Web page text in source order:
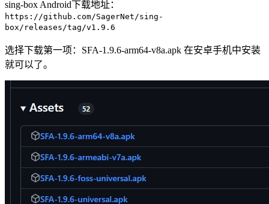
sing-box Android下载地址：
https://github.com/SagerNet/sing-
box/releases/tag/v1.9.6
选择下载第一项：SFA-1.9.6-arm64-v8a.apk 在安卓手机中安装
就可以了。